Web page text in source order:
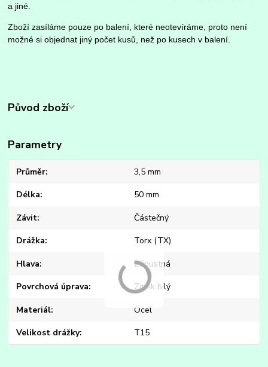
a jiné.
Zboží zasíláme pouze po balení, které neotevíráme, proto není
možné si objednat jiný počet kusů, než po kusech v balení.
Původ zboží
Parametry
Průměr 3,5 mm
Délka 50 mm
Závit Částečný
Drážka Torx (TX)
Hlava Zápustná
Povrchová úprava Zinek bílý
Materiál Ocel
Velikost drážky T15